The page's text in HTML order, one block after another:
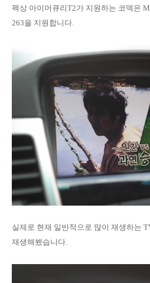
펙상 아이머큐리T2가 지원하는 코덱은
263을 지원합니다.
실제로 현재 일반적으로 많이 재생하는
재생해봤습니다.